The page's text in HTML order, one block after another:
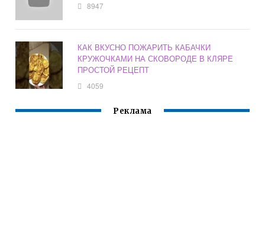
8947
КАК ВКУСНО ПОЖАРИТЬ КАБАЧКИ
КРУЖОЧКАМИ НА СКОВОРОДЕ В КЛЯРЕ
ПРОСТОЙ РЕЦЕПТ
4059
Реклама